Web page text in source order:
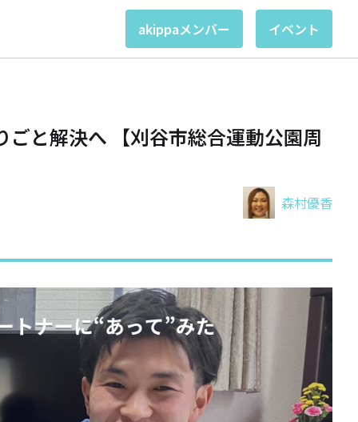
akippaメンバー イベント
と解決へ 【刈谷市総合運動公園周
森村優香